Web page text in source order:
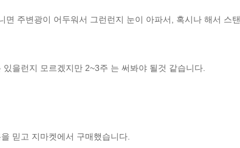
주변광이 어두워서 그런런지 눈이 아파서, 혹시나 해서 스탠
을런지 모르겠지만 2~3주 는 써봐야 될것 같습니다.
믿고 지마켓에서 구매했습니다.